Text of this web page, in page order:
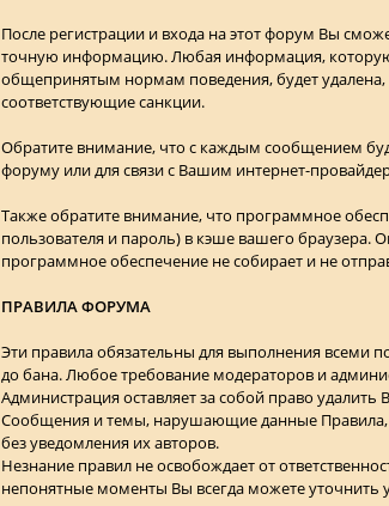
После регистрации и входа на этот форум Вы
точную информацию. Любая информация,
общепринятым нормам поведения, будет
соответствующие санкции.
Обратите внимание, что с каждым сообщением
форуму или для связи с Вашим интернет-
Также обратите внимание, что программное
пользователя и пароль) в кэше вашего браузера.
программное обеспечение не собирает и не
ПРАВИЛА ФОРУМА
Эти правила обязательны для выполнения всеми
до бана. Любое требование модераторов и
Администрация оставляет за собой право
Сообщения и темы, нарушающие данные
без уведомления их авторов.
Незнание правил не освобождает от
непонятные моменты Вы всегда можете уточнить